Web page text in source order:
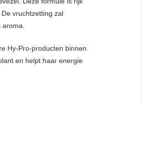
vruchtzetting zal
Hy-Pro-producten binnen
en helpt haar energie